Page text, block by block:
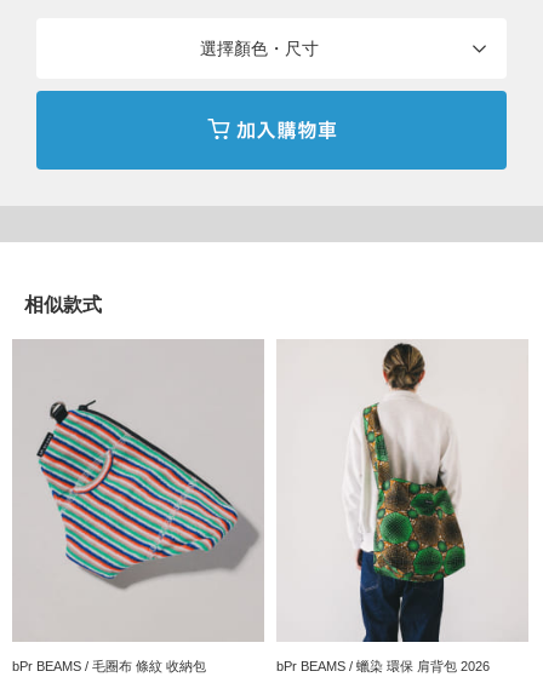
樣，能配合放置地毯的場所，組合成豐富有層次的風格。
設計為可以放置在玄關或床邊、廚房等，萬用性高且與各種環境都
很適配的S號尺寸。 能享受越是使用，地毯純棉表面越能變得柔軟
的過程，與變得如古董地毯般，既率性又舒適的姿態。
※商品色澤會依據環境光源或個人的手機電腦螢幕顯示而有些許不
同，如實際商品有色差之情況敬請見諒。
※商品的色澤請參考在白色背景拍攝的商品單品照。
※刊登的尺寸是以樣品丈量，與實際商品可能會有些微誤差產生。
※照片中帶有複數商品為營造情境用，並非為成套販售。
bPr BEAMS
以BEAMS的原點＂BASIC&EXCITING的視點為提案的支線。介紹
集合了全世界各式各樣的商品給大家。
商品編號：33-73-0181-103
選擇顏色・尺寸
相似款式
bPr BEAMS / 毛圈布 條紋 收納包 bPr BEAMS / 蠟染 環保 肩背包 2026